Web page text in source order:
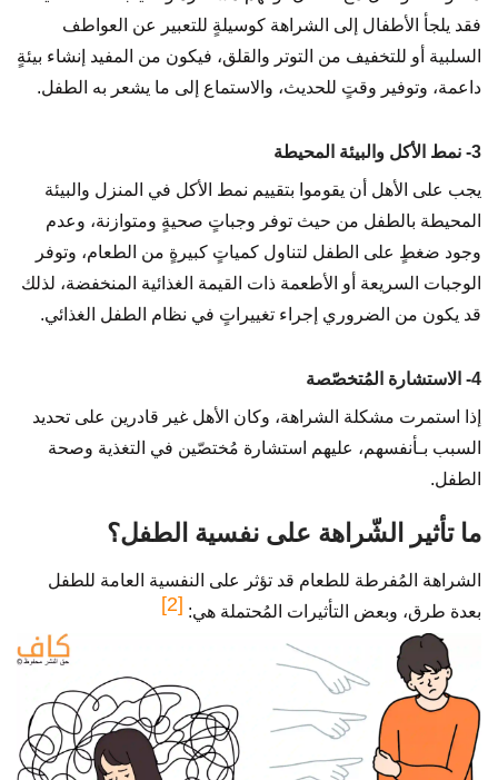
فقد يلجأ الأطفال إلى الشراهة كوسيلةٍ للتعبير عن العواطف
السلبية أو للتخفيف من التوتر والقلق، فيكون من المفيد إنشاء بيئةٍ
داعمة، وتوفير وقتٍ للحديث، والاستماع إلى ما يشعر به الطفل.
3- نمط الأكل والبيئة المحيطة
يجب على الأهل أن يقوموا بتقييم نمط الأكل في المنزل والبيئة
المحيطة بالطفل من حيث توفر وجباتٍ صحيةٍ ومتوازنة، وعدم
وجود ضغطٍ على الطفل لتناول كمياتٍ كبيرةٍ من الطعام، وتوفر
الوجبات السريعة أو الأطعمة ذات القيمة الغذائية المنخفضة، لذلك
قد يكون من الضروري إجراء تغييراتٍ في نظام الطفل الغذائي.
4- الاستشارة المُتخصّصة
إذا استمرت مشكلة الشراهة، وكان الأهل غير قادرين على تحديد
السبب بـأنفسهم، عليهم استشارة مُختصّين في التغذية وصحة
الطفل.
ما تأثير الشّراهة على نفسية الطفل؟
الشراهة المُفرطة للطعام قد تؤثر على النفسية العامة للطفل
بعدة طرق، وبعض التأثيرات المُحتملة هي: [2]